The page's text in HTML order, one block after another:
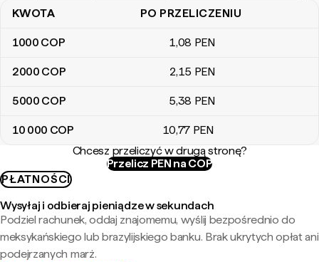
Tabela przeliczeń pesos kolumbijskie na sola peruwiańskiego
KWOTA PO PRZELICZENIU
1000 COP 1,08 PEN
2000 COP 2,15 PEN
5000 COP 5,38 PEN
10 000 COP 10,77 PEN
Chcesz przeliczyć w drugą stronę?
Przelicz PEN na COP
PŁATNOŚCI
Wysyłaj i odbieraj pieniądze w sekundach
Podziel rachunek, oddaj znajomemu, wyślij bezpośrednio do
meksykańskiego lub brazylijskiego banku. Brak ukrytych opłat ani
podejrzanych marż.